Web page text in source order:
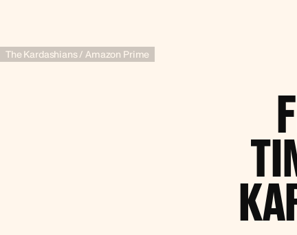
The Kardashians / Amazon Prime